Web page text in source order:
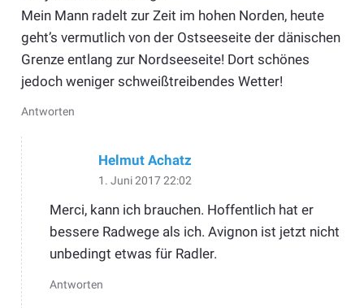
Mein Mann radelt zur Zeit im hohen Norden, heute
geht’s vermutlich von der Ostseeseite der dänischen
Grenze entlang zur Nordseeseite! Dort schönes
jedoch weniger schweißtreibendes Wetter!
Antworten
Helmut Achatz
1. Juni 2017 22:02
Merci, kann ich brauchen. Hoffentlich hat er
bessere Radwege als ich. Avignon ist jetzt nicht
unbedingt etwas für Radler.
Antworten